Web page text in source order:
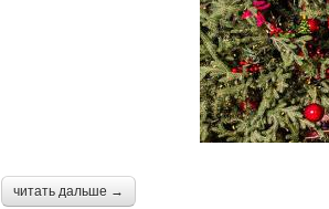
читать дальше →